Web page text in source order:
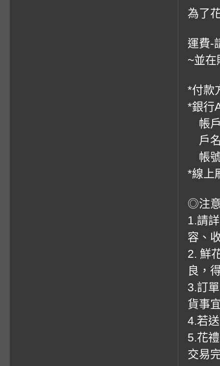
為了
運費-
~並在
*付款
*銀行
帳戶
戶
帳
*線上
◎注
1.請
容、
2. 鮮
良，
3.訂
貨事
4.若
5.花
交易